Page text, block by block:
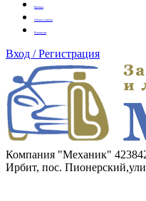
Бренды
Оплата заказа
Вакансии
Вход / Регистрация
Компания "Механик"
Ирбит, пос.